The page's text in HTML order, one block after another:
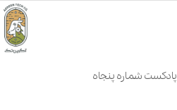
پادکست شماره پنجاه